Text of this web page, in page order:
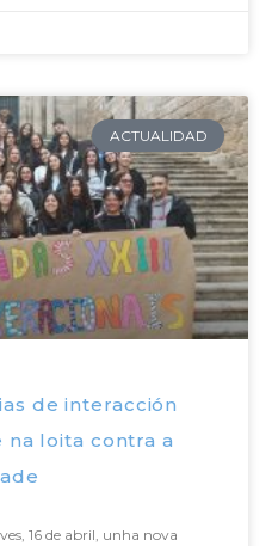
ACTUALIDAD
de interacción
na loita contra a
16 de abril, unha nova